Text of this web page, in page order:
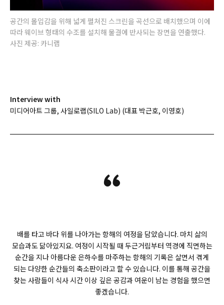
공간의 몰입감을 위해 넓게 펼쳐진 스크린을 곡선으로 배치했으며 이에
따라 웨이브 형태의 수조를 설치해 물결에 반사되는 장면을 연출했다.
사진 제공: 카니랩
Interview with
미디어아트 그룹, 사일로랩(SILO Lab) (대표 박근호, 이영호)
“
배를 타고 바다 위를 나아가는 항해의 여정을 담았습니다. 마치 삶의
모습과도 닮아있지요. 여정이 시작될 때 두근거림부터 역경에 직면하는
순간을 지나 아름다운 은하수를 마주하는 항해의 기록은 살면서 겪게
되는 다양한 순간들의 축소판이라고 할 수 있습니다. 이를 통해 공간을
찾는 사람들이 식사 시간 이상 깊은 공감과 여운이 남는 경험을 했으면
좋겠습니다.